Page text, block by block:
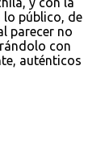
lo público, de
parecer no
con
auténticos